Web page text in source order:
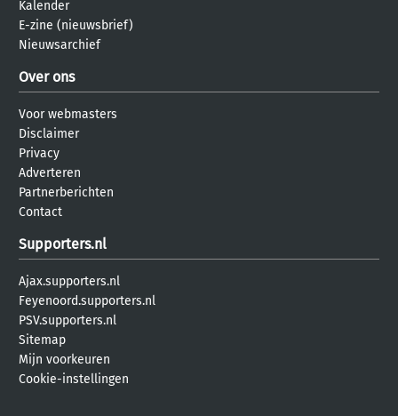
Kalender
E-zine (nieuwsbrief)
Nieuwsarchief
Over ons
Voor webmasters
Disclaimer
Privacy
Adverteren
Partnerberichten
Contact
Supporters.nl
Ajax.supporters.nl
Feyenoord.supporters.nl
PSV.supporters.nl
Sitemap
Mijn voorkeuren
Cookie-instellingen